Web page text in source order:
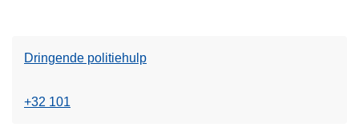
Dringende politiehulp
+32 101